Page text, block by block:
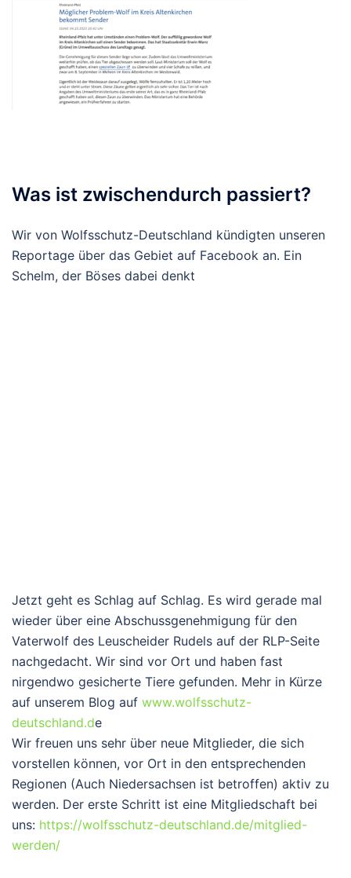
Was ist zwischendurch passiert?
Wir von Wolfsschutz-Deutschland kündigten unseren
Reportage über das Gebiet auf Facebook an. Ein
Schelm, der Böses dabei denkt
Jetzt geht es Schlag auf Schlag. Es wird gerade mal
wieder über eine Abschussgenehmigung für den
Vaterwolf des Leuscheider Rudels auf der RLP-Seite
nachgedacht. Wir sind vor Ort und haben fast
nirgendwo gesicherte Tiere gefunden. Mehr in Kürze
auf unserem Blog auf www.wolfsschutz-
deutschland.de
Wir freuen uns sehr über neue Mitglieder, die sich
vorstellen können, vor Ort in den entsprechenden
Regionen (Auch Niedersachsen ist betroffen) aktiv zu
werden. Der erste Schritt ist eine Mitgliedschaft bei
uns: https://wolfsschutz-deutschland.de/mitglied-
werden/